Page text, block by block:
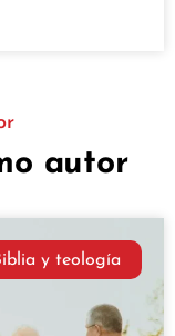
autor
y teología